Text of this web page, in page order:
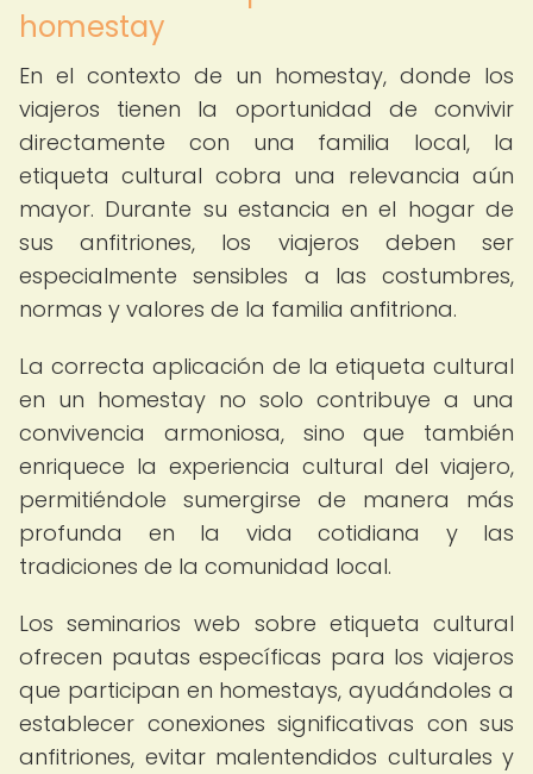
homestay
En el contexto de un homestay, donde los
viajeros tienen la oportunidad de convivir
directamente con una familia local, la
etiqueta cultural cobra una relevancia aún
mayor. Durante su estancia en el hogar de
sus anfitriones, los viajeros deben ser
especialmente sensibles a las costumbres,
normas y valores de la familia anfitriona.
La correcta aplicación de la etiqueta cultural
en un homestay no solo contribuye a una
convivencia armoniosa, sino que también
enriquece la experiencia cultural del viajero,
permitiéndole sumergirse de manera más
profunda en la vida cotidiana y las
tradiciones de la comunidad local.
Los seminarios web sobre etiqueta cultural
ofrecen pautas específicas para los viajeros
que participan en homestays, ayudándoles a
establecer conexiones significativas con sus
anfitriones, evitar malentendidos culturales y